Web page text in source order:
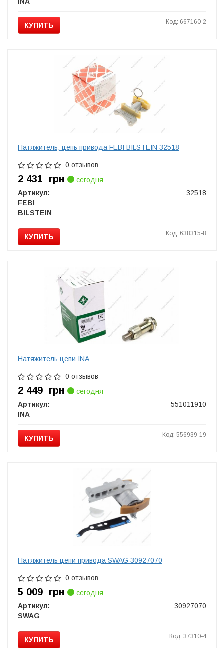
INA
КУПИТЬ Код: 667160-2
Натяжитель, цепь привода FEBI BILSTEIN 32518
0 отзывов
2 431 грн
сегодня
Артикул:
32518
FEBI
BILSTEIN
КУПИТЬ Код: 638315-8
Натяжитель цепи INA
0 отзывов
2 449 грн
сегодня
Артикул:
551011910
INA
КУПИТЬ Код: 556939-19
Натяжитель цепи привода SWAG 30927070
0 отзывов
5 009 грн
сегодня
Артикул:
30927070
SWAG
КУПИТЬ Код: 37310-4